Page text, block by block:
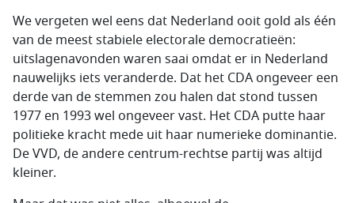
We vergeten wel eens dat Nederland ooit gold als één
van de meest stabiele electorale democratieën:
uitslagenavonden waren saai omdat er in Nederland
nauwelijks iets veranderde. Dat het CDA ongeveer een
derde van de stemmen zou halen dat stond tussen
1977 en 1993 wel ongeveer vast. Het CDA putte haar
politieke kracht mede uit haar numerieke dominantie.
De VVD, de andere centrum-rechtse partij was altijd
kleiner.